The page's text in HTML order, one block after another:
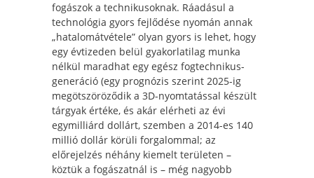
fogászok a technikusoknak. Ráadásul a
technológia gyors fejlődése nyomán annak
„hatalomátvétele” olyan gyors is lehet, hogy
egy évtizeden belül gyakorlatilag munka
nélkül maradhat egy egész fogtechnikus-
generáció (egy prognózis szerint 2025-ig
megötszöröződik a 3D-nyomtatással készült
tárgyak értéke, és akár elérheti az évi
egymilliárd dollárt, szemben a 2014-es 140
millió dollár körüli forgalommal; az
előrejelzés néhány kiemelt területen –
köztük a fogászatnál is – még nagyobb